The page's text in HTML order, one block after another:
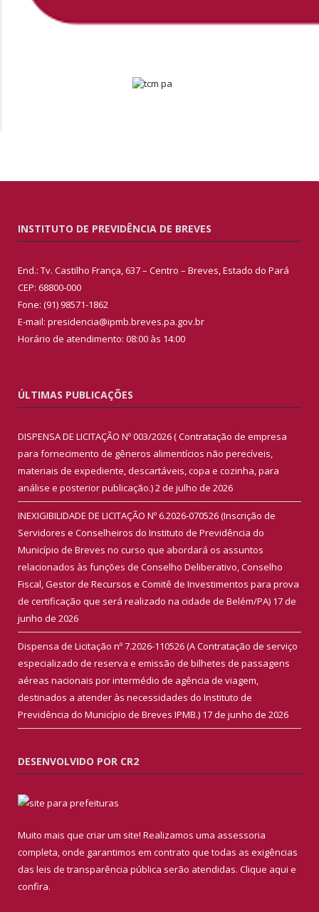
INSTITUTO DE PREVIDÊNCIA DE BREVES
End.: Tv. Castilho França, 637 – Centro – Breves, Estado do Pará
CEP: 68800-000
Fone: (91) 98571-1862
E-mail: presidencia@ipmb.breves.pa.gov.br
Horário de atendimento: 08:00 às 14:00
ÚLTIMAS PUBLICAÇÕES
DISPENSA DE LICITAÇÃO Nº 003/2026 ( Contratação de empresa
para fornecimento de gêneros alimentícios não perecíveis,
materiais de expediente, descartáveis, copa e cozinha, para
análise e posterior publicação.)2 de julho de 2026
INEXIGIBILIDADE DE LICITAÇÃO Nº 6.2026-070526 (Inscrição de
Servidores e Conselheiros do Instituto de Previdência do
Município de Breves no curso que abordará os assuntos
relacionados às funções de Conselho Deliberativo, Conselho
Fiscal, Gestor de Recursos e Comitê de Investimentos para prova
de certificação que será realizado na cidade de Belém/PA) 17 de
junho de 2026
Dispensa de Licitação nº 7.2026-110526 (A Contratação de serviço
especializado de reserva e emissão de bilhetes de passagens
aéreas nacionais por intermédio de agência de viagem,
destinados a atender às necessidades do Instituto de
Previdência do Município de Breves IPMB.) 17 de junho de 2026
DESENVOLVIDO POR CR2
Muito mais que criar um site! Realizamos uma assessoria
completa, onde garantimos em contrato que todas as exigências
das leis de transparência pública serão atendidas. Clique aqui e
confira.